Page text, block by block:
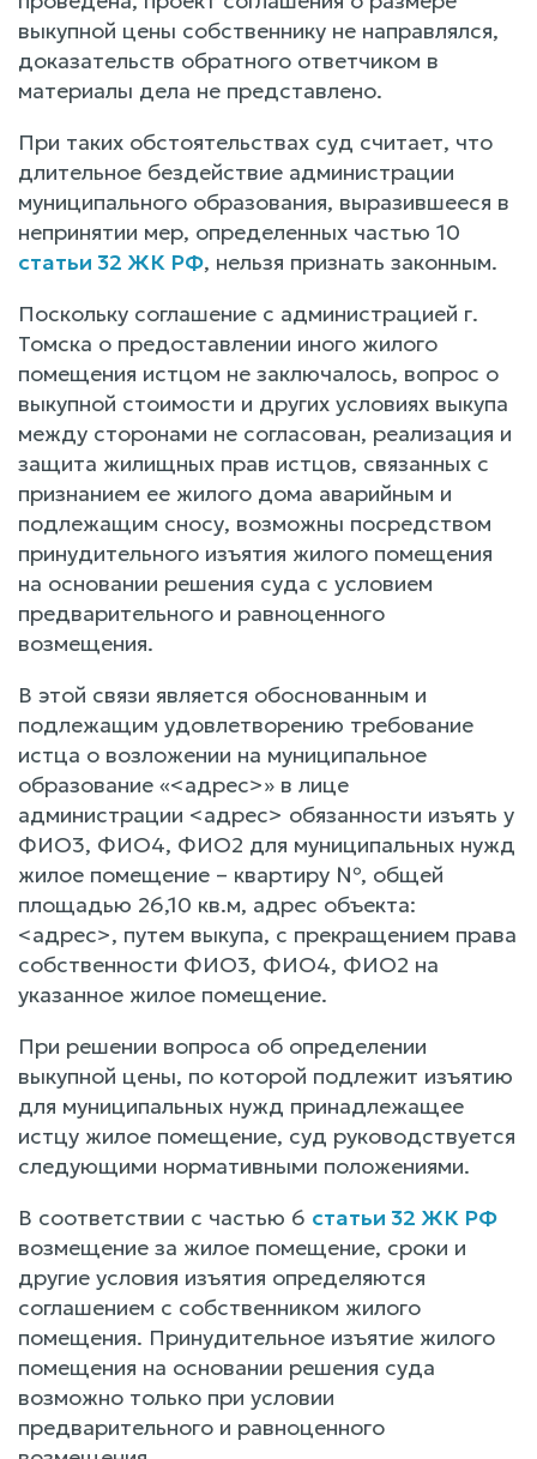
выкупной цены собственнику не направлялся,
доказательств обратного ответчиком в
материалы дела не представлено.
При таких обстоятельствах суд считает, что
длительное бездействие администрации
муниципального образования, выразившееся в
непринятии мер, определенных частью 10
статьи 32 ЖК РФ, нельзя признать законным.
Поскольку соглашение с администрацией г.
Томска о предоставлении иного жилого
помещения истцом не заключалось, вопрос о
выкупной стоимости и других условиях выкупа
между сторонами не согласован, реализация и
защита жилищных прав истцов, связанных с
признанием ее жилого дома аварийным и
подлежащим сносу, возможны посредством
принудительного изъятия жилого помещения
на основании решения суда с условием
предварительного и равноценного
возмещения.
В этой связи является обоснованным и
подлежащим удовлетворению требование
истца о возложении на муниципальное
образование «<адрес>» в лице
администрации <адрес> обязанности изъять у
ФИО3, ФИО4, ФИО2 для муниципальных нужд
жилое помещение – квартиру №, общей
площадью 26,10 кв.м, адрес объекта:
<адрес>, путем выкупа, с прекращением права
собственности ФИО3, ФИО4, ФИО2 на
указанное жилое помещение.
При решении вопроса об определении
выкупной цены, по которой подлежит изъятию
для муниципальных нужд принадлежащее
истцу жилое помещение, суд руководствуется
следующими нормативными положениями.
В соответствии с частью 6 статьи 32 ЖК РФ
возмещение за жилое помещение, сроки и
другие условия изъятия определяются
соглашением с собственником жилого
помещения. Принудительное изъятие жилого
помещения на основании решения суда
возможно только при условии
предварительного и равноценного